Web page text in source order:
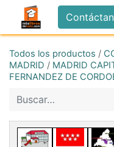
Todos los productos /
MADRID / MADRID
FERNANDEZ DE